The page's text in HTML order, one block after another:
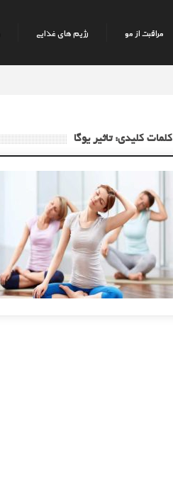
مراقبت از مو رژیم های غذایی
کلمات کلیدی: تاثير يوگا